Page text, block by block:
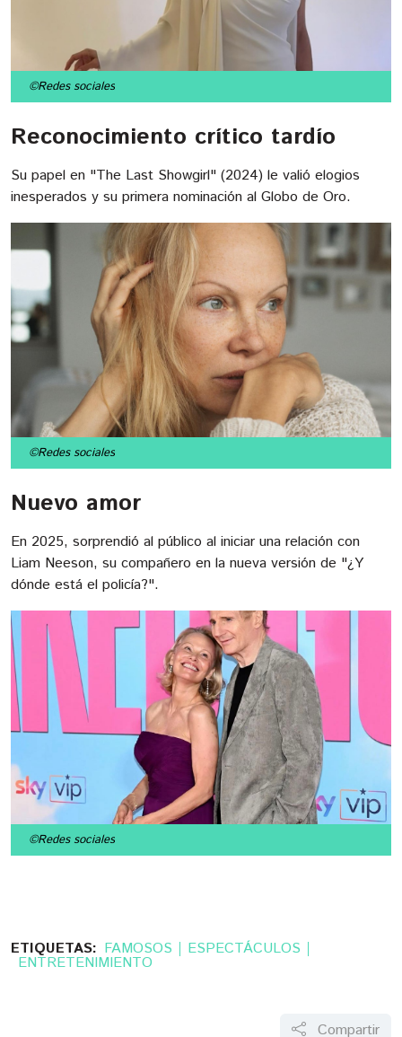
©Redes sociales
Reconocimiento crítico tardío
Su papel en "The Last Showgirl" (2024) le valió elogios
inesperados y su primera nominación al Globo de Oro.
©Redes sociales
Nuevo amor
En 2025, sorprendió al público al iniciar una relación con
Liam Neeson, su compañero en la nueva versión de "¿Y
dónde está el policía?".
©Redes sociales
ETIQUETAS: FAMOSOS ESPECTÁCULOS
ENTRETENIMIENTO
Compartir